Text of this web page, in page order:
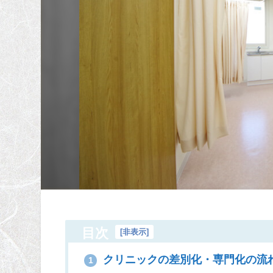
目次 [非表示]
1 クリニックの差別化・専門化の流